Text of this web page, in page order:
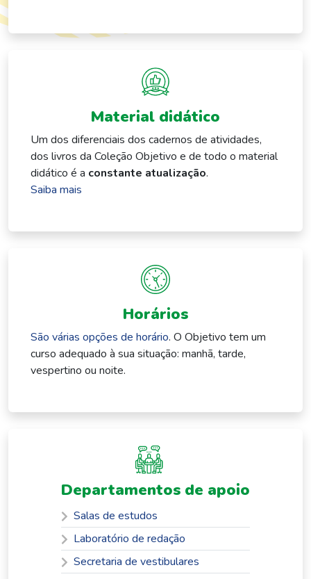
Material didático
Um dos diferenciais dos cadernos de atividades,
dos livros da Coleção Objetivo e de todo o material
didático é a constante atualização.
Saiba mais
Horários
São várias opções de horário. O Objetivo tem um
curso adequado à sua situação: manhã, tarde,
vespertino ou noite.
Departamentos de apoio
Salas de estudos
Laboratório de redação
Secretaria de vestibulares